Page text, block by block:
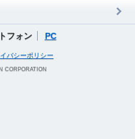
フォン PC
バシーポリシー
CORPORATION